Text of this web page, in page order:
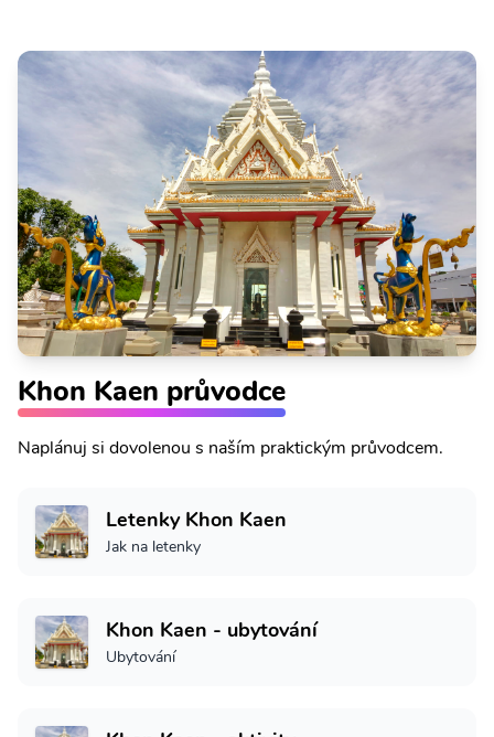
Khon Kaen průvodce
Naplánuj si dovolenou s naším praktickým průvodcem.
Letenky Khon Kaen
Jak na letenky
Khon Kaen - ubytování
Ubytování